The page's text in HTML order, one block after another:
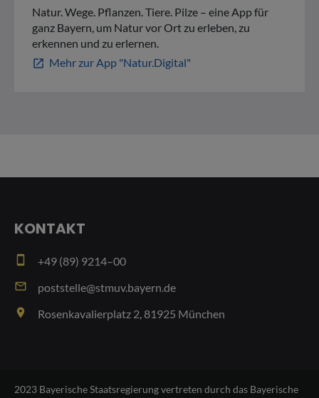
Natur. Wege. Pflanzen. Tiere. Pilze – eine App für
ganz Bayern, um Natur vor Ort zu erleben, zu
erkennen und zu erlernen.
open_in_new Mehr zur App "Natur.Digital"
KONTAKT
smartphone +49 (89) 9214–00
email poststelle@stmuv.bayern.de
place Rosenkavalierplatz 2, 81925 München
2023 Bayerische Staatsregierung vertreten durch das Bayerische